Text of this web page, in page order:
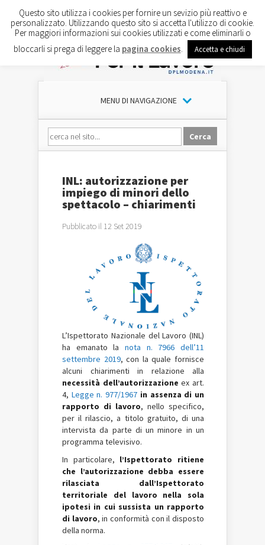
MENU DI NAVIGAZIONE
INL: autorizzazione per
impiego di minori dello
spettacolo – chiarimenti
Pubblicato il 12 Set 2019
L’Ispettorato Nazionale del Lavoro (INL)
ha emanato la nota n. 7966 dell’11
settembre 2019, con la quale fornisce
alcuni chiarimenti in relazione alla
necessità dell’autorizzazione ex art.
4, Legge n. 977/1967 in assenza di un
rapporto di lavoro, nello specifico,
per il rilascio, a titolo gratuito, di una
intervista da parte di un minore in un
programma televisivo.
In particolare, l’Ispettorato ritiene
che l’autorizzazione debba essere
rilasciata dall’Ispettorato
territoriale del lavoro nella sola
ipotesi in cui sussista un rapporto
di lavoro, in conformità con il disposto
della norma.
Questo sito utilizza i cookies per fornire un sevizio più reattivo e
personalizzato. Utilizzando questo sito si accetta l'utilizzo di cookie.
Per maggiori informazioni sui cookies utilizzati e come eliminarli o
bloccarli si prega di leggere la pagina cookies Accetta e chiudi